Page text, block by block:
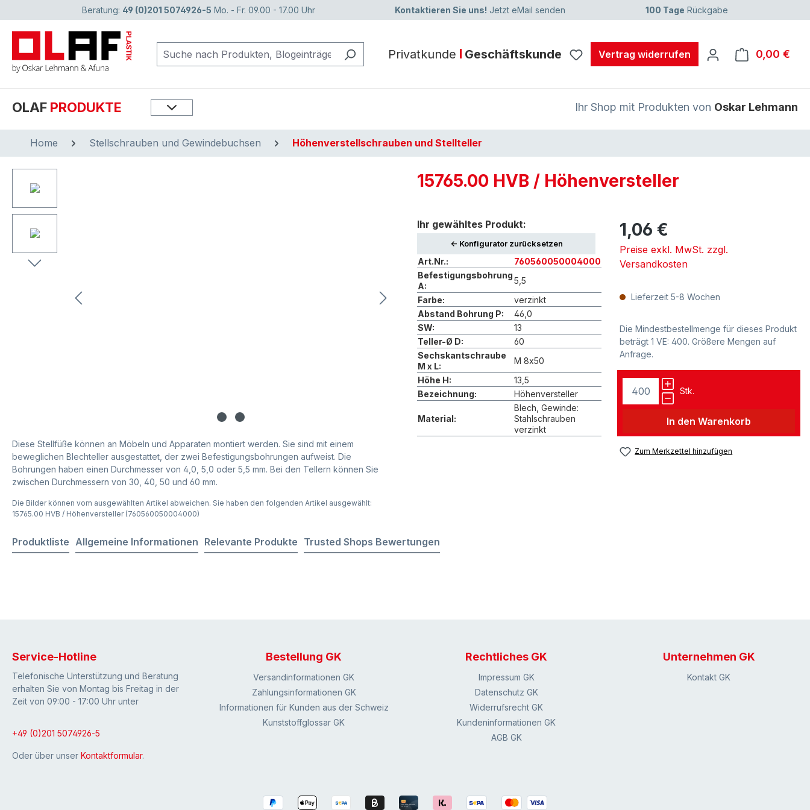
Zur Hauptnavigation springen
Beratung: 49 (0)201 5074926-5 Mo. - Fr. 09.00 - 17.00 Uhr Kontaktieren Sie uns! Jetzt eMail senden 100 Tage Rückgabe
Privatkunde Geschäftskunde Vertrag widerrufen 0,00 €
OLAF PRODUKTE Ihr Shop mit Produkten von Oskar Lehmann
Home Stellschrauben und Gewindebuchsen Höhenverstellschrauben und Stellteller
Diese Stellfüße können an Möbeln und Apparaten montiert werden. Sie sind mit einem
beweglichen Blechteller ausgestattet, der zwei Befestigungsbohrungen aufweist. Die
Bohrungen haben einen Durchmesser von 4,0, 5,0 oder 5,5 mm. Bei den Tellern können Sie
zwischen Durchmessern von 30, 40, 50 und 60 mm.
Die Bilder können vom ausgewählten Artikel abweichen. Sie haben den folgenden Artikel ausgewählt:
15765.00 HVB / Höhenversteller (760560050004000)
15765.00 HVB / Höhenversteller
Ihr gewähltes Produkt:
<- Konfigurator zurücksetzen
Art.Nr.:
760560050004000
Befestigungsbohrung
A:
5,5
Farbe:
verzinkt
Abstand Bohrung P:
46,0
SW:
13
Teller-Ø D:
60
Sechskantschraube
M x L:
M 8x50
Höhe H:
13,5
Bezeichnung:
Höhenversteller
Material:
Blech, Gewinde:
Stahlschrauben
verzinkt
1,06 €
Preise exkl. MwSt. zzgl.
Versandkosten
Lieferzeit 5-8 Wochen
Die Mindestbestellmenge für dieses Produkt
beträgt 1 VE: 400. Größere Mengen auf
Anfrage.
Stk.
In den Warenkorb
Zum Merkzettel hinzufügen
Produktliste Allgemeine Informationen Relevante Produkte Trusted Shops Bewertungen
Service-Hotline
Telefonische Unterstützung und Beratung
erhalten Sie von Montag bis Freitag in der
Zeit von 09:00 - 17:00 Uhr unter
+49 (0)201 5074926-5
Oder über unser Kontaktformular.
Bestellung GK
Versandinformationen GK
Zahlungsinformationen GK
Informationen für Kunden aus der Schweiz
Kunststoffglossar GK
Rechtliches GK
Impressum GK
Datenschutz GK
Widerrufsrecht GK
Kundeninformationen GK
AGB GK
Unternehmen GK
Kontakt GK